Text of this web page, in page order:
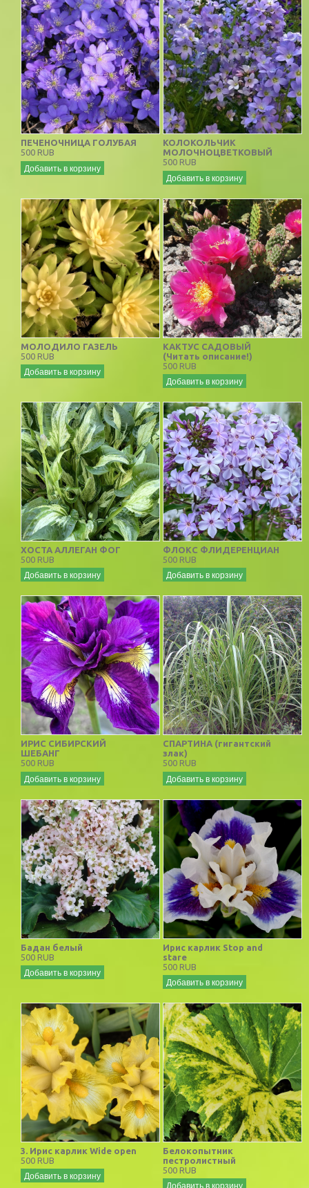
ПЕЧЕНОЧНИЦА ГОЛУБАЯ
500 RUB
Добавить в корзину
КОЛОКОЛЬЧИК
МОЛОЧНОЦВЕТКОВЫЙ
500 RUB
Добавить в корзину
МОЛОДИЛО ГАЗЕЛЬ
500 RUB
Добавить в корзину
КАКТУС САДОВЫЙ
(Читать описание!)
500 RUB
Добавить в корзину
ХОСТА АЛЛЕГАН ФОГ
500 RUB
Добавить в корзину
ФЛОКС ФЛИДЕРЕНЦИАН
500 RUB
Добавить в корзину
ИРИС СИБИРСКИЙ
ШЕБАНГ
500 RUB
Добавить в корзину
СПАРТИНА (гигантский
злак)
500 RUB
Добавить в корзину
Бадан белый
500 RUB
Добавить в корзину
Ирис карлик Stop and
stare
500 RUB
Добавить в корзину
3. Ирис карлик Wide open
500 RUB
Добавить в корзину
Белокопытник
пестролистный
500 RUB
Добавить в корзину